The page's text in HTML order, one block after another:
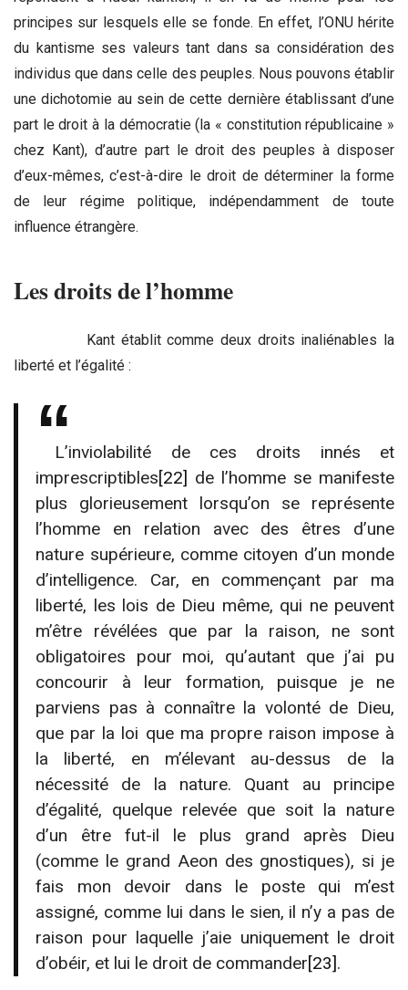
principes sur lesquels elle se fonde. En effet, l’ONU hérite
du kantisme ses valeurs tant dans sa considération des
individus que dans celle des peuples. Nous pouvons établir
une dichotomie au sein de cette dernière établissant d’une
part le droit à la démocratie (la « constitution républicaine »
chez Kant), d’autre part le droit des peuples à disposer
d’eux-mêmes, c’est-à-dire le droit de déterminer la forme
de leur régime politique, indépendamment de toute
influence étrangère.
Les droits de l’homme
Kant établit comme deux droits inaliénables la
liberté et l’égalité :
L’inviolabilité de ces droits innés et
imprescriptibles[22] de l’homme se manifeste
plus glorieusement lorsqu’on se représente
l’homme en relation avec des êtres d’une
nature supérieure, comme citoyen d’un monde
d’intelligence. Car, en commençant par ma
liberté, les lois de Dieu même, qui ne peuvent
m’être révélées que par la raison, ne sont
obligatoires pour moi, qu’autant que j’ai pu
concourir à leur formation, puisque je ne
parviens pas à connaître la volonté de Dieu,
que par la loi que ma propre raison impose à
la liberté, en m’élevant au-dessus de la
nécessité de la nature. Quant au principe
d’égalité, quelque relevée que soit la nature
d’un être fut-il le plus grand après Dieu
(comme le grand Aeon des gnostiques), si je
fais mon devoir dans le poste qui m’est
assigné, comme lui dans le sien, il n’y a pas de
raison pour laquelle j’aie uniquement le droit
d’obéir, et lui le droit de commander[23].